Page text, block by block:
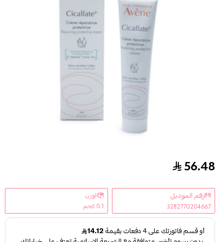
افين كريم للبشرة الحساسه 40 مل
56.48
رقم الموديل
3282770204667
الوزن
0.1 كجم